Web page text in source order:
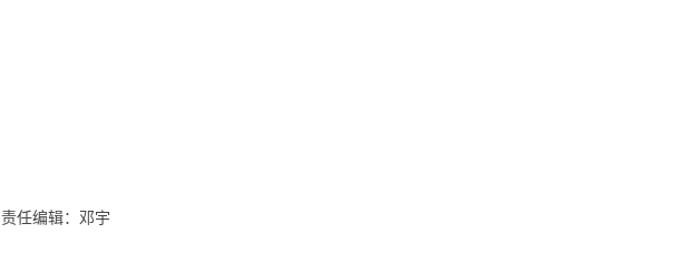
责任编辑：邓宇